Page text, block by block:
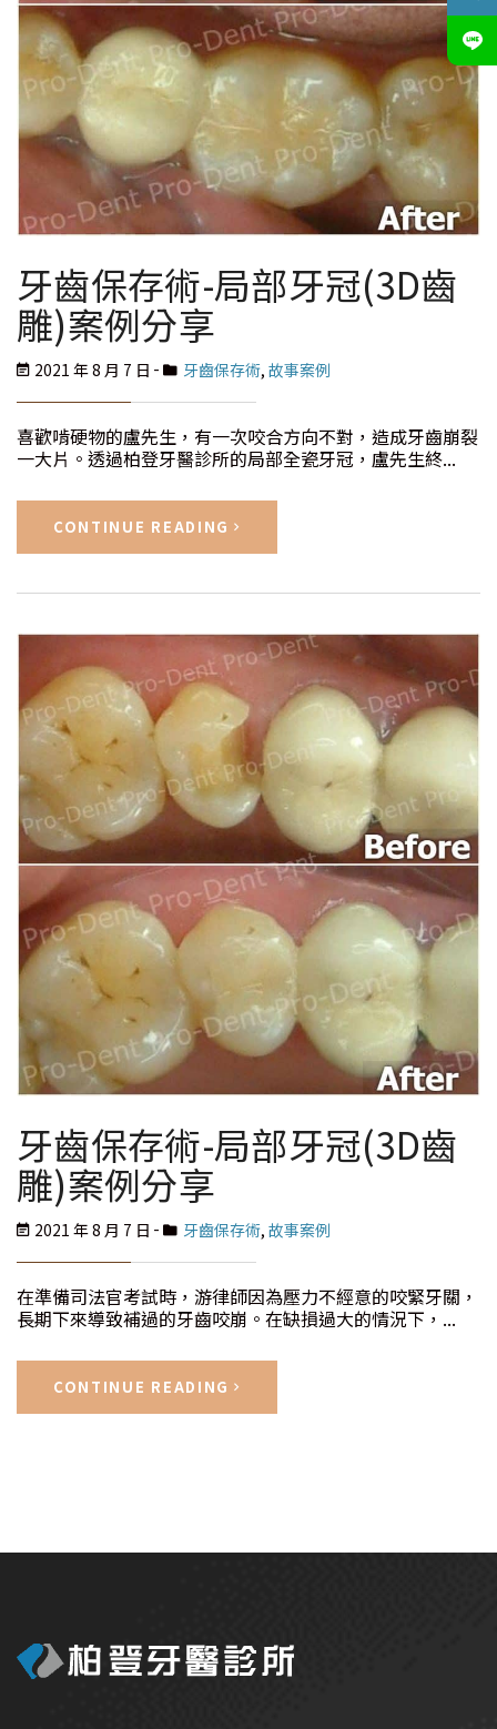
牙齒保存術-局部牙冠(3D齒
雕)案例分享
2021 年 8 月 7 日 牙齒保存術, 故事案例
喜歡啃硬物的盧先生，有一次咬合方向不對，造成牙齒崩裂
一大片。透過柏登牙醫診所的局部全瓷牙冠，盧先生終...
CONTINUE READING
牙齒保存術-局部牙冠(3D齒
雕)案例分享
2021 年 8 月 7 日 牙齒保存術, 故事案例
在準備司法官考試時，游律師因為壓力不經意的咬緊牙關，
長期下來導致補過的牙齒咬崩。在缺損過大的情況下，...
CONTINUE READING